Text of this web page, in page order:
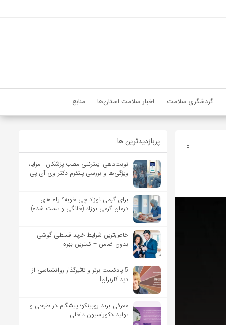
گردشگری سلامت اخبار سلامت استان‌ها منابع
0 پربازدیدترین ها
نوبت‌دهی اینترنتی مطب پزشکان | مزایا،
ویژگی‌ها و بررسی پلتفرم دکتر وی آی پی
برای گرمی نوزاد چی خوبه؟ راه های
درمان گرمی نوزاد (خانگی و تست شده)
خاص‌ترین شرایط خرید قسطی گوشی
بدون ضامن + کمترین بهره
5 پادکست برتر و تاثیرگذار روانشناسی از
دید کاربران!
معرفی برند روبینکو؛ پیشگام در طرحی و
تولید دکوراسیون داخلی